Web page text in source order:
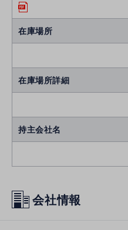
在庫場所
在庫場所詳細
持主会社名
会社情報